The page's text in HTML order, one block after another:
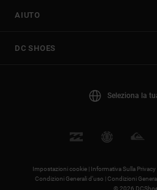
AIUTO
DC SHOES
Seleziona la
Impostazioni cookie | Informativa Sulla Privacy
Condizioni Generali d’uso |Condizioni
© 2026